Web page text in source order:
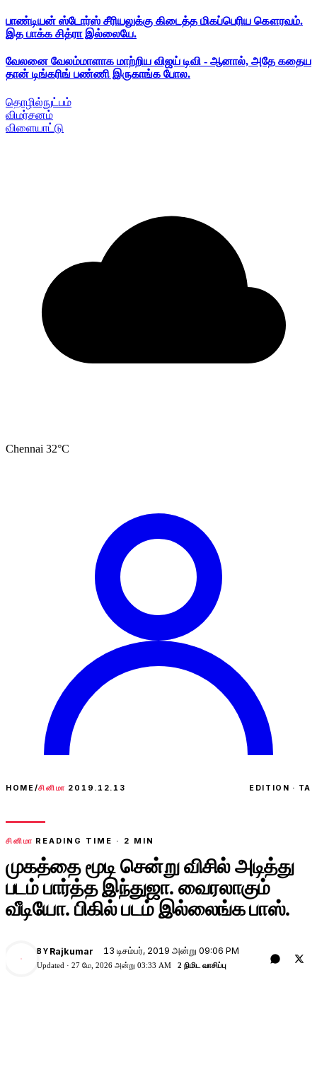
பாண்டியன் ஸ்டோர்ஸ் சீரியலுக்கு கிடைத்த மிகப்பெரிய கௌரவம்.
இத பாக்க சித்ரா இல்லையே.
வேலனை வேலம்மாளாக மாற்றிய விஜய் டிவி - ஆனால், அதே கதைய
தான் டிங்கரிங் பண்ணி இருகாங்க போல.
தொழில்நுட்பம்
விமர்சனம்
விளையாட்டு
Chennai 32°C
HOME/சினிமா 2019.12.13 EDITION · TA
சினிமா READING TIME · 2 MIN
முகத்தை மூடி சென்று விசில் அடித்து
படம் பார்த்த இந்துஜா. வைரலாகும்
வீடியோ. பிகில் படம் இல்லைங்க பாஸ்.
BY Rajkumar 13 டிசம்பர், 2019 அன்று 09:06 PM
Updated · 27 மே, 2026 அன்று 03:33 AM 2 நிமிட வாசிப்பு